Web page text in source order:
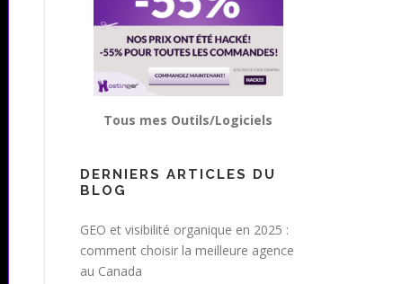
Tous mes Outils/Logiciels
DERNIERS ARTICLES DU
BLOG
GEO et visibilité organique en 2025 :
comment choisir la meilleure agence
au Canada